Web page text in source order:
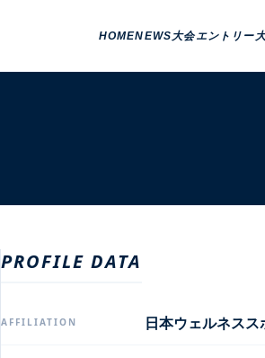
HOMENEWS 大会エントリー
PROFILE DATA
AFFILIATION 日本ウェルネス